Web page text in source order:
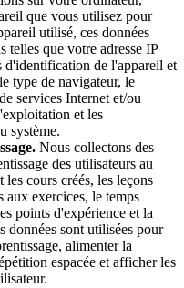
que vous utilisez pour
utilisé, ces données
telles que votre adresse IP
d'identification de l'appareil et
type de navigateur, le
services Internet et/ou
et les
système.
Nous collectons des
des utilisateurs au
cours créés, les leçons
aux exercices, le temps
points d'expérience et la
données sont utilisées pour
alimenter la
espacée et afficher les